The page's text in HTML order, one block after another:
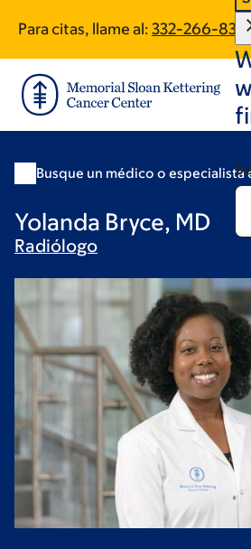
main
content
footer
Para citas, llame al: 332-266-
Busque un médico o especialista
Yolanda Bryce, MD
Radiólogo